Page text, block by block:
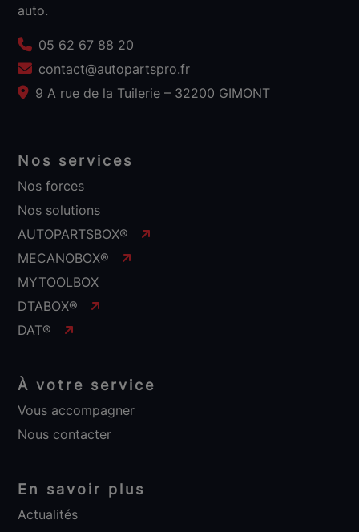
auto.
05 62 67 88 20
contact@autopartspro.fr
9 A rue de la Tuilerie – 32200 GIMONT
Nos services
Nos forces
Nos solutions
AUTOPARTSBOX®
MECANOBOX®
MYTOOLBOX
DTABOX®
DAT®
À votre service
Vous accompagner
Nous contacter
En savoir plus
Actualités